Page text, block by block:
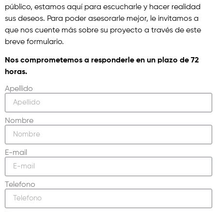
público, estamos aquí para escucharle y hacer realidad
sus deseos. Para poder asesorarle mejor, le invitamos a
que nos cuente más sobre su proyecto a través de este
breve formulario.
Nos comprometemos a responderle en un plazo de 72
horas.
Apellido
Nombre
E-mail
Telefono